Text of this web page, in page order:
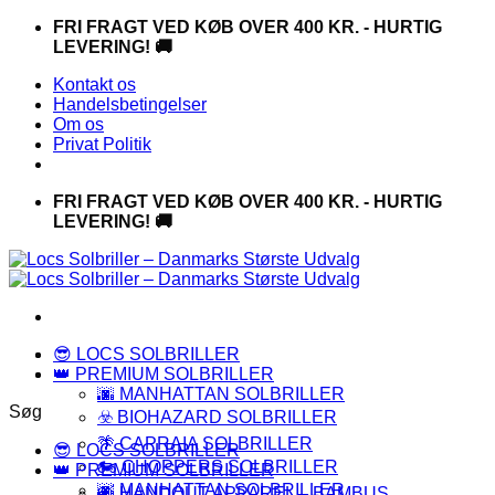
FortsætFRI FRAGT VED KØB OVER 400 KR. - HURTIG
LEVERING! 🚚
Kontakt os
Handelsbetingelser
Om os
Privat Politik
FRI FRAGT VED KØB OVER 400 KR. - HURTIG
LEVERING! 🚚
😎 LOCS SOLBRILLER
👑 PREMIUM SOLBRILLER
🌆 MANHATTAN SOLBRILLER
☣️ BIOHAZARD SOLBRILLER
🌴 CAPRAIA SOLBRILLER
🏍️ CHOPPERS SOLBRILLER
Søg
😎 LOCS SOLBRILLER
👑 PREMIUM SOLBRILLER
🌆 MANHATTAN SOLBRILLER